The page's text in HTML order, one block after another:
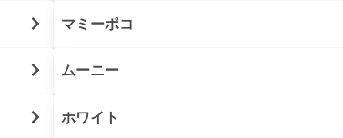
マミーポコ
ムーニー
ホワイト